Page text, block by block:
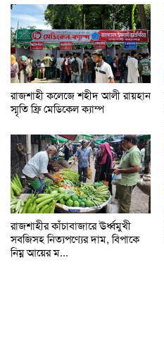
রাজশাহী কলেজে শহীদ আলী রায়হান
স্মৃতি ফ্রি মেডিকেল ক্যাম্প
রাজশাহীর কাঁচাবাজারে ঊর্ধ্বমুখী
সবজিসহ নিত্যপণ্যের দাম, বিপাকে
নিম্ন আয়ের ম...